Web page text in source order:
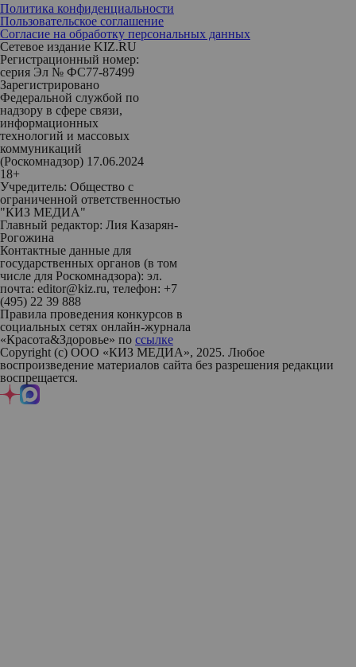
Политика конфиденциальности
Пользовательское соглашение
Согласие на обработку персональных данных
Сетевое издание KIZ.RU
Регистрационный номер:
серия Эл № ФС77-87499
Зарегистрировано
Федеральной службой по
надзору в сфере связи,
информационных
технологий и массовых
коммуникаций
(Роскомнадзор) 17.06.2024
18+
Учредитель: Общество с
ограниченной ответственностью
"КИЗ МЕДИА"
Главный редактор: Лия Казарян-
Рогожина
Контактные данные для
государственных органов (в том
числе для Роскомнадзора): эл.
почта: editor@kiz.ru, телефон: +7
(495) 22 39 888
Правила проведения конкурсов в
социальных сетях онлайн-журнала
«Красота&Здоровье» по ссылке
Copyright (с) ООО «КИЗ МЕДИА», 2025. Любое
воспроизведение материалов сайта без разрешения редакции
воспрещается.